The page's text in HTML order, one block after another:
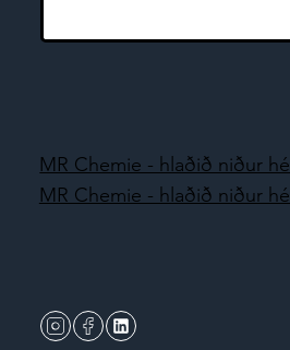
MR Chemie - hlaðið niður
MR Chemie - hlaðið niður